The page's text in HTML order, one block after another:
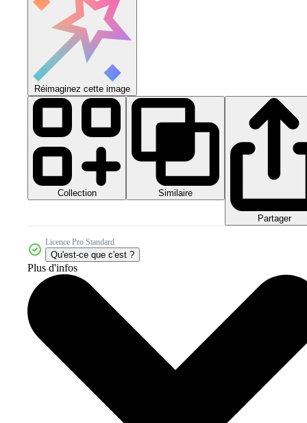
Réimaginez cette image
Collection Similaire
Partager
Licence Pro Standard
Qu'est-ce que c'est ?
Plus d'infos